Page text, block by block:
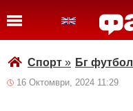
Спорт » Бг футбол
16 Октомври, 2024 11:29